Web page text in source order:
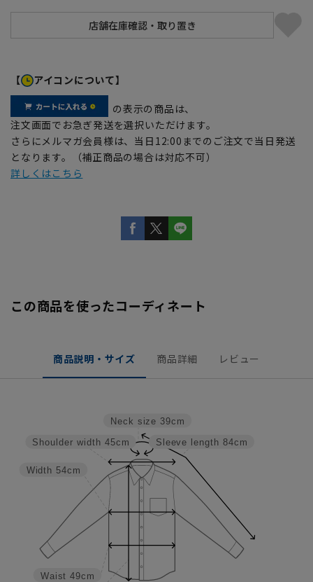
【 アイコンについて】
の表示の商品は、
注文画面でお急ぎ発送を選択いただけます。
さらにメルマガ会員様は、当日12:00までのご注文で当日発送
となります。（補正商品の場合は対応不可）
詳しくはこちら
この商品を使ったコーディネート
商品説明・サイズ 商品詳細 レビュー
Sleeve length 84cm
Neck size 39cm
Waist 49cm
Width 54cm
Shoulder width 45cm